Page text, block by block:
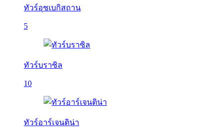
ทัวร์อุซเบกิสถาน
5
ทัวร์บราซิล
10
ทัวร์อาร์เจนติน่า